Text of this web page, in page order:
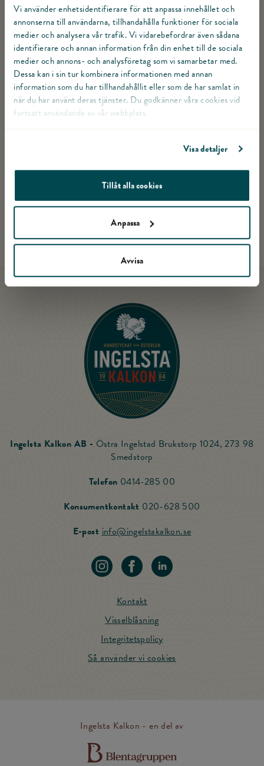
Vi använder enhetsidentifierare för att anpassa innehållet och
annonserna till användarna, tillhandahålla funktioner för sociala
medier och analysera vår trafik. Vi vidarebefordrar även sådana
identifierare och annan information från din enhet till de sociala
medier och annons- och analysföretag som vi samarbetar med.
Dessa kan i sin tur kombinera informationen med annan
information som du har tillhandahållit eller som de har samlat in
när du har använt deras tjänster. Du godkänner våra cookies vid
fortsatt användande av vår webbplats.
Visa detaljer
Tillåt alla cookies
Anpassa
Avvisa
URSPRUNGSLAND
Sverige
FÖRVARING
Förvaras vid högst + 8°C
Till startsidan
Ingelsta Kalkon AB - Östra Ingelstad Brukstorp 1024, 273 98
Smedstorp
Telefon 0414-285 00
Konsumentkontakt 020-628 500
E-postinfo@ingelstakalkon.seSkicka mail till
Kontakt
Visselblåsning
Integritetspolicy
Så använder vi cookies
Ingelsta Kalkon - en del av
Till Blentagruppens hemsida